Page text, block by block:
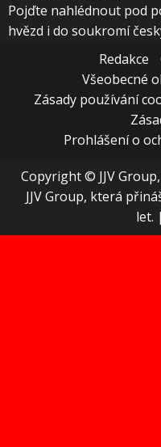
Pojďte nahlédnout pod
hvězd i do soukromí
Redakce
Všeobecné
Zásady používání
Prohlášení o
Copyright © JJV
JJV Group, která
let. |